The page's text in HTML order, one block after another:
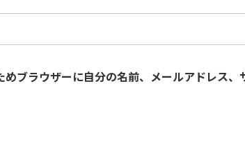
ブラウザーに自分の名前、メールアドレス、